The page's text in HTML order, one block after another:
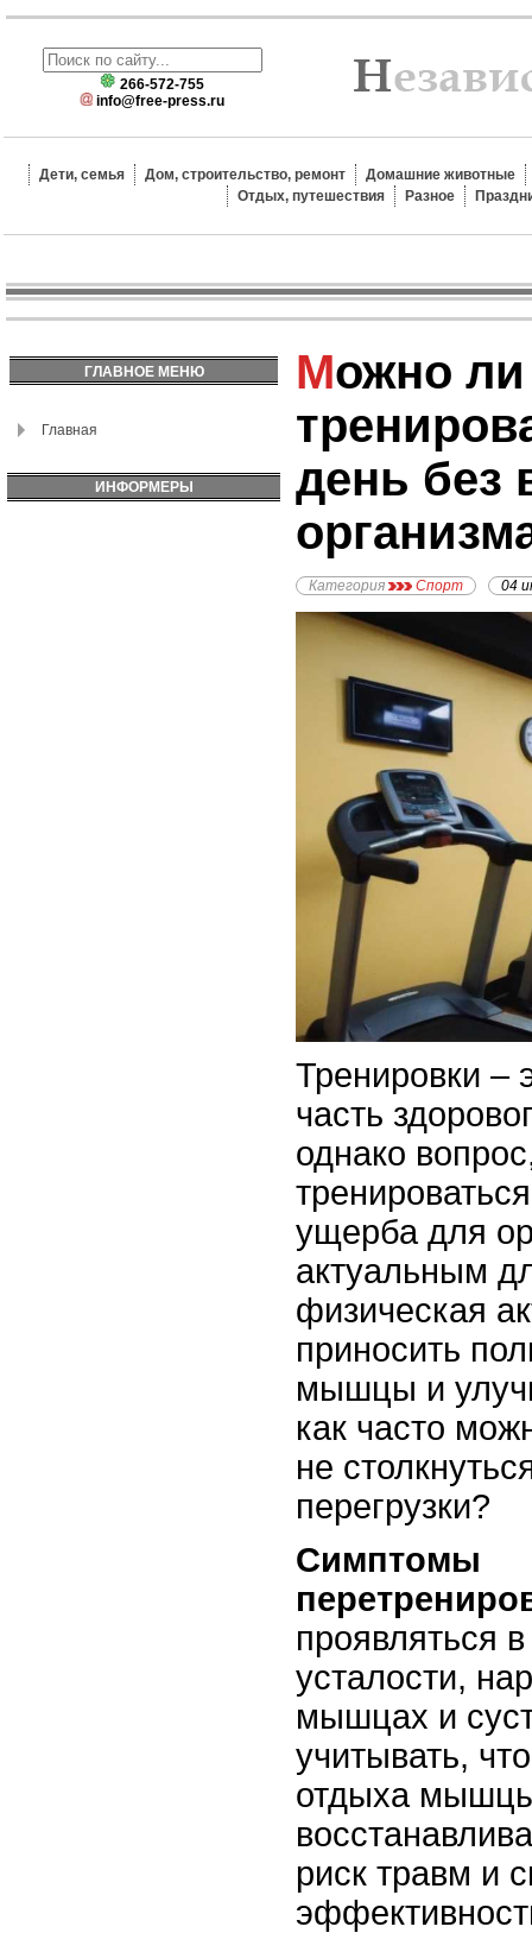
266-572-755
info@free-press.ru
Дети, семья Дом, строительство, ремонт
Домашние животные
Отдых, путешествия
Разное
ГЛАВНОЕ МЕНЮ
Главная
ИНФОРМЕРЫ
Можно ли
день без
Категория Спорт 04
Тренировки –
часть
однако
ущерба для
актуальным
физическая
приносить
мышцы и
как часто
не
перегрузки?
Симптомы
проявляться
усталости,
мышцах и
учитывать,
отдыха
риск травм и